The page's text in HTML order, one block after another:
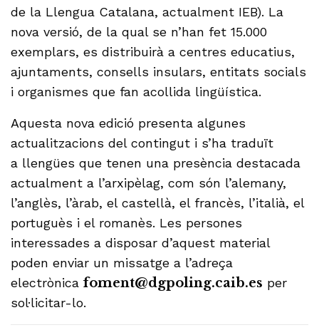
de la Llengua Catalana, actualment IEB). La
nova versió, de la qual se n’han fet 15.000
exemplars, es distribuirà a centres educatius,
ajuntaments, consells insulars, entitats socials
i organismes que fan acollida lingüística.
Aquesta nova edició presenta algunes
actualitzacions del contingut i s’ha traduït
a llengües que tenen una presència destacada
actualment a l’arxipèlag, com són l’alemany,
l’anglès, l’àrab, el castellà, el francès, l’italià, el
portuguès i el romanès. Les persones
interessades a disposar d’aquest material
poden enviar un missatge a l’adreça
electrònica foment@dgpoling.caib.es per
sol·licitar-lo.